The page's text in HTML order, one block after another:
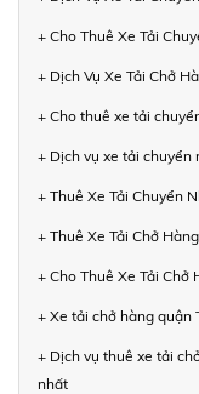
+ Cho Thuê Xe Tải
+ Dịch Vụ Xe Tải Chở
+ Cho thuê xe tải
+ Dịch vụ xe tải chuyển
+ Thuê Xe Tải Chuyển
+ Thuê Xe Tải Chở
+ Cho Thuê Xe Tải Chở
+ Xe tải chở hàng quận
+ Dịch vụ thuê xe tải
nhất